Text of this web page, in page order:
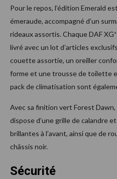
Pour le repos, l’édition Emerald
émeraude, accompagné d’un
rideaux assortis. Chaque DAF
livré avec un lot d’articles
couette assortie, un oreiller
forme et une trousse de toilette
pack de climatisation sont
Avec sa finition vert Forest
dispose d’une grille de calandre
brillantes à l’avant, ainsi que de
châssis noir.
Sécurité